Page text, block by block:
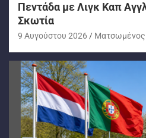
Πεντάδα με Λιγκ Καπ
Σκωτία
9 Αυγούστου 2026 Ματσωμένος